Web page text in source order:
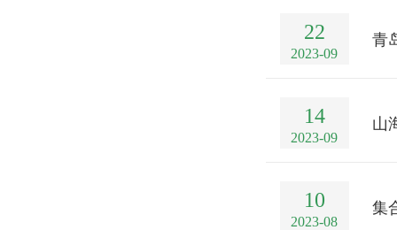
22
2023-09
青
14
2023-09
山
10
2023-08
集